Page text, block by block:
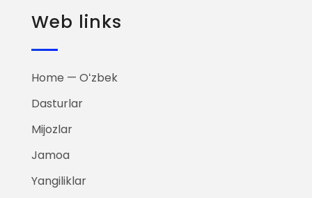
Web links
Home — Oʻzbek
Dasturlar
Mijozlar
Jamoa
Yangiliklar